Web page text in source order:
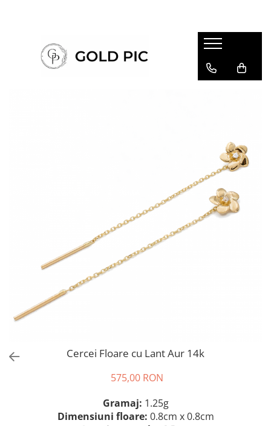
Cercei Floare cu Lant Aur 14k
575,00 RON
Gramaj: 1.25g
Dimensiuni floare: 0.8cm x 0.8cm